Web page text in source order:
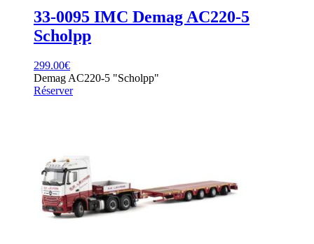
33-0095 IMC Demag AC220-5
Scholpp
299.00€
Demag AC220-5 "Scholpp"
Réserver